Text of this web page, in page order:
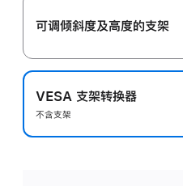
可调倾斜度及高‍度的支‍架
VESA 支架转换器
不含支架